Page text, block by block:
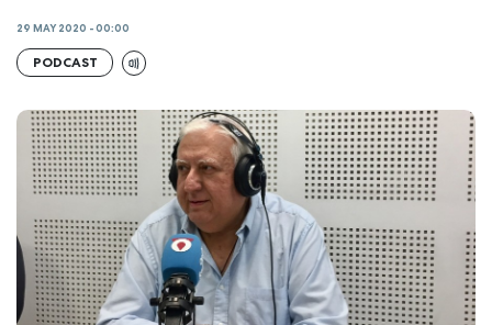
29 MAY 2020 - 00:00
PODCAST